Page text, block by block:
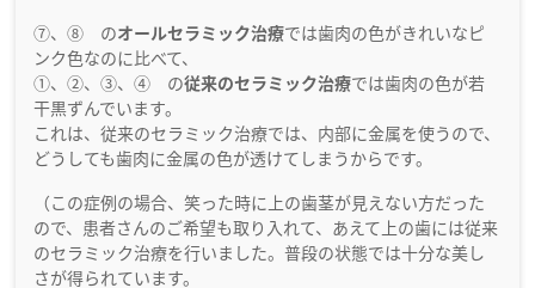
⑦、⑧ のオールセラミック治療では歯肉の色がきれいなピ
ンク色なのに比べて、
①、②、③、④ の従来のセラミック治療では歯肉の色が若
干黒ずんでいます。
これは、従来のセラミック治療では、内部に金属を使うので、
どうしても歯肉に金属の色が透けてしまうからです。
（この症例の場合、笑った時に上の歯茎が見えない方だった
ので、患者さんのご希望も取り入れて、あえて上の歯には従来
のセラミック治療を行いました。普段の状態では十分な美し
さが得られています。